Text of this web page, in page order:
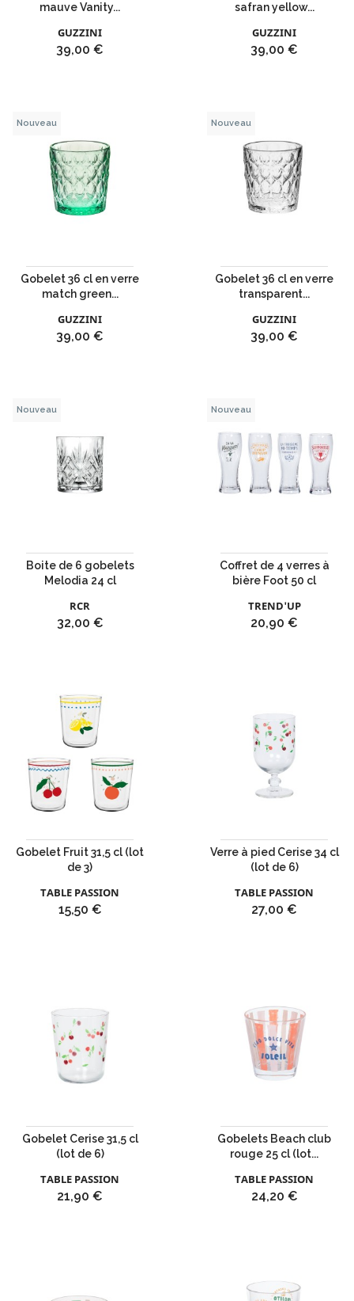
mauve Vanity...
GUZZINI
Prix
39,00 €
safran yellow...
GUZZINI
Prix
39,00 €
Gobelet 36 cl en verre
match green...
GUZZINI
Prix
39,00 €
Nouveau
Gobelet 36 cl en verre
transparent...
GUZZINI
Prix
39,00 €
Nouveau
Boite de 6 gobelets
Melodia 24 cl
RCR
Prix
32,00 €
Nouveau
Coffret de 4 verres à
bière Foot 50 cl
TREND'UP
Prix
20,90 €
Nouveau
Gobelet Fruit 31,5 cl (lot
de 3)
TABLE PASSION
Prix
15,50 €
Verre à pied Cerise 34 cl
(lot de 6)
TABLE PASSION
Prix
27,00 €
Gobelet Cerise 31,5 cl
(lot de 6)
TABLE PASSION
Prix
21,90 €
Gobelets Beach club
rouge 25 cl (lot...
TABLE PASSION
Prix
24,20 €